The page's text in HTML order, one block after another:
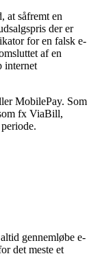
at såfremt en
der er
for en falsk e-
af en
internet
MobilePay. Som
fx ViaBill,
gennemløbe e-
det meste et